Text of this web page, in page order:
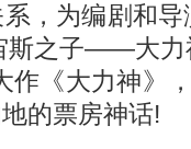
，为编剧和
斯之子——大力
作《大力神》
的票房神话!